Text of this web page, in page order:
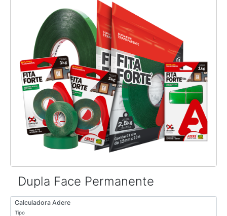
Dupla Face Permanente
Calculadora Adere
Tipo